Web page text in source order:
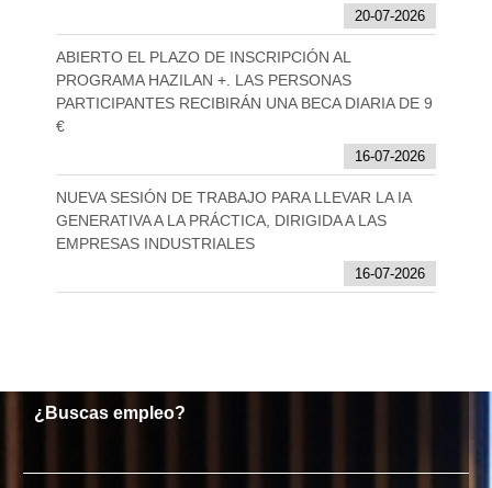
20-07-2026
ABIERTO EL PLAZO DE INSCRIPCIÓN AL
PROGRAMA HAZILAN +. LAS PERSONAS
PARTICIPANTES RECIBIRÁN UNA BECA DIARIA DE 9
€
16-07-2026
NUEVA SESIÓN DE TRABAJO PARA LLEVAR LA IA
GENERATIVA A LA PRÁCTICA, DIRIGIDA A LAS
EMPRESAS INDUSTRIALES
16-07-2026
¿Buscas empleo?